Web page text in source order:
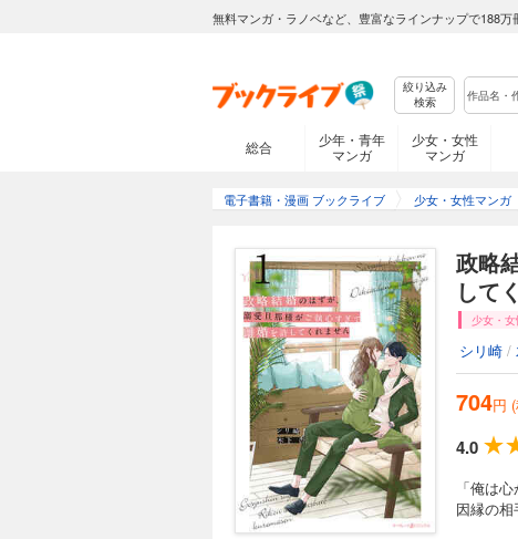
無料マンガ・ラノベなど、豊富なラインナップで188万
絞り込み
検索
総合
少年・青年
マンガ
少女・女性
マンガ
電子書籍・漫画 ブックライブ 少女・女性マンガ
政略
して
少女・
シリ崎 /
704円
4.0
「俺は
因縁の